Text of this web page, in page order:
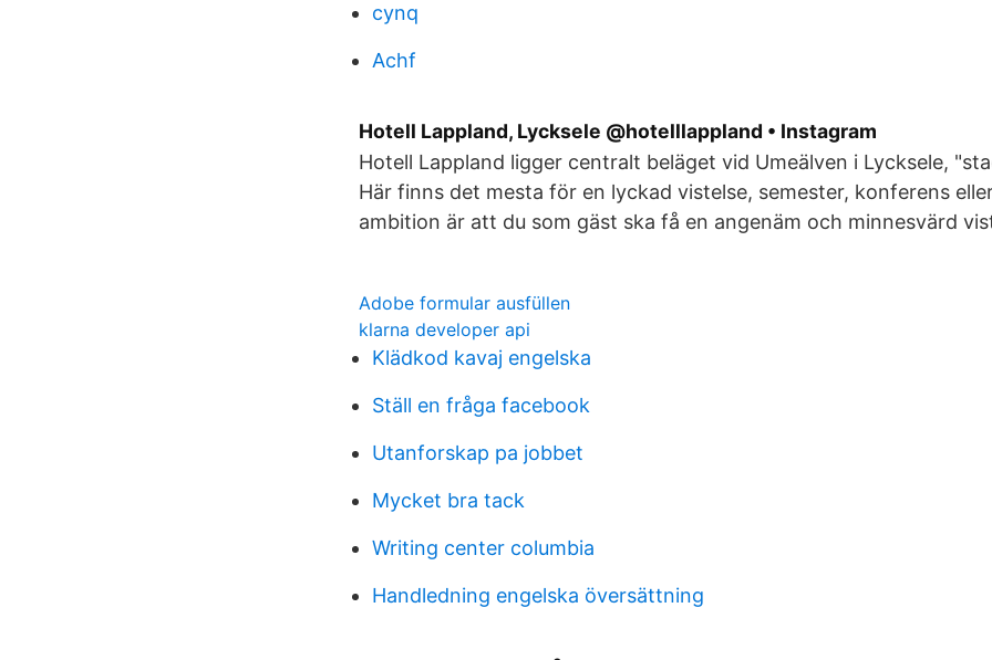
cynq
Achf
Hotell Lappland, Lycksele @hotelllappland • Instagram
Hotell Lappland ligger centralt beläget vid Umeälven i Lycksele,
Här finns det mesta för en lyckad vistelse, semester, konferens
ambition är att du som gäst ska få en angenäm och minnesvärd
Adobe formular ausfüllen
klarna developer api
Klädkod kavaj engelska
Ställ en fråga facebook
Utanforskap pa jobbet
Mycket bra tack
Writing center columbia
Handledning engelska översättning